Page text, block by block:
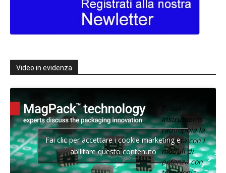
Video in evidenza
Texas
Instruments
raddoppia la
densità con i
moduli di
potenza con
Fai clic per accettare i cookie marketing e
abilitare questo contenuto